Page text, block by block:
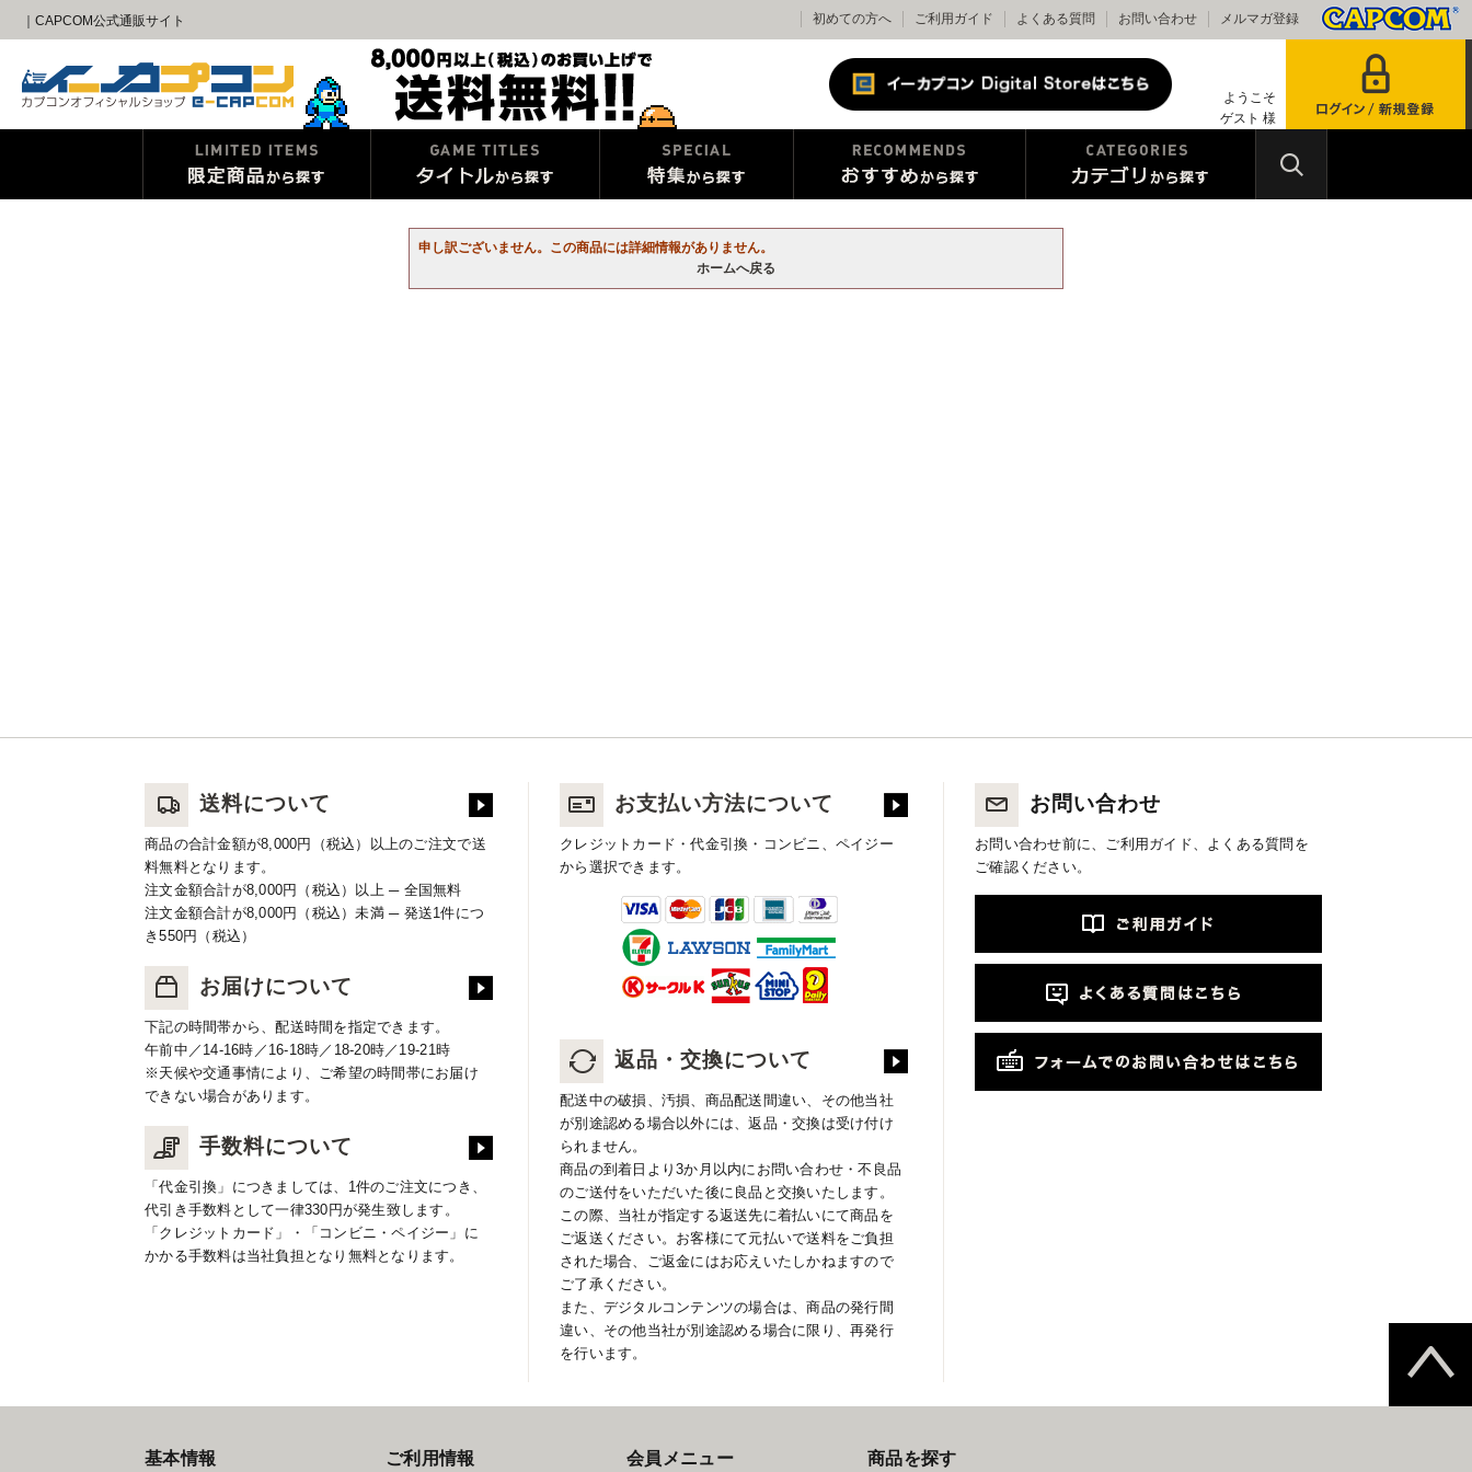
｜CAPCOM公式通販サイト 初めての方へ ご利用ガイド よくある質問 お問い合わせ メルマガ登録
ようこそ
ゲスト 様
申し訳ございません。この商品には詳細情報がありません。
ホームへ戻る
送料について
商品の合計金額が8,000円（税込）以上のご注文で送
料無料となります。
注文金額合計が8,000円（税込）以上 ─ 全国無料
注文金額合計が8,000円（税込）未満 ─ 発送1件につ
き550円（税込）
お届けについて
下記の時間帯から、配送時間を指定できます。
午前中／14-16時／16-18時／18-20時／19-21時
※天候や交通事情により、ご希望の時間帯にお届け
できない場合があります。
手数料について
「代金引換」につきましては、1件のご注文につき、
代引き手数料として一律330円が発生致します。
「クレジットカード」・「コンビニ・ペイジー」に
かかる手数料は当社負担となり無料となります。
お支払い方法について
クレジットカード・代金引換・コンビニ、ペイジー
から選択できます。
返品・交換について
配送中の破損、汚損、商品配送間違い、その他当社
が別途認める場合以外には、返品・交換は受け付け
られません。
商品の到着日より3か月以内にお問い合わせ・不良品
のご送付をいただいた後に良品と交換いたします。
この際、当社が指定する返送先に着払いにて商品を
ご返送ください。お客様にて元払いで送料をご負担
された場合、ご返金にはお応えいたしかねますので
ご了承ください。
また、デジタルコンテンツの場合は、商品の発行間
違い、その他当社が別途認める場合に限り、再発行
を行います。
お問い合わせ
お問い合わせ前に、ご利用ガイド、よくある質問を
ご確認ください。
基本情報 ご利用情報 会員メニュー 商品を探す